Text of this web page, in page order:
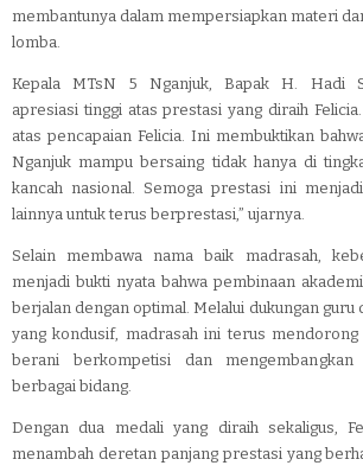
membantunya dalam mempersiapkan materi
lomba.
Kepala MTsN 5 Nganjuk, Bapak H. Hadi
apresiasi tinggi atas prestasi yang diraih
atas pencapaian Felicia. Ini membuktikan
Nganjuk mampu bersaing tidak hanya di
kancah nasional. Semoga prestasi ini
lainnya untuk terus berprestasi,” ujarnya.
Selain membawa nama baik madrasah,
menjadi bukti nyata bahwa pembinaan
berjalan dengan optimal. Melalui dukungan guru
yang kondusif, madrasah ini terus mendorong
berani berkompetisi dan
berbagai bidang.
Dengan dua medali yang diraih sekaligus,
menambah deretan panjang prestasi yang